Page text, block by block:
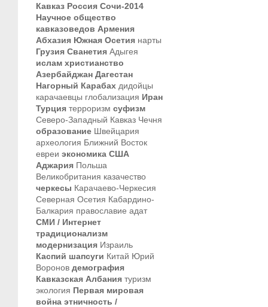
Кавказ Россия Сочи-2014
Научное общество
кавказоведов Армения
Абхазия Южная Осетия нарты
Грузия Сванетия Адыгея
ислам христианство
Азербайджан Дагестан
Нагорный Карабах дидойцы
карачаевцы глобализация Иран
Турция терроризм суфизм
Северо-Западный Кавказ Чечня
образование Швейцария
археология Ближний Восток
евреи экономика США
Аджария Польша
Великобритания казачество
черкесы Карачаево-Черкесия
Северная Осетия Кабардино-
Балкария православие адат
СМИ / Интернет
традиционализм
модернизация Израиль
Каспий шапсуги Китай Юрий
Воронов демография
Кавказская Албания туризм
экология Первая мировая
война этничность /